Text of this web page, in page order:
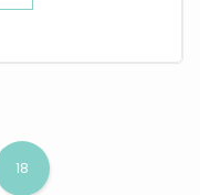
18